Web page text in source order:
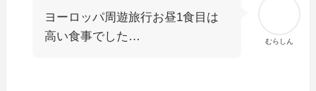
むらしん
ヨーロッパ周遊旅行お昼1食目は
高い食事でした…